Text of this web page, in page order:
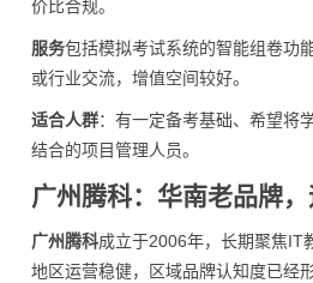
价比合规。
服务包括模拟考试系统的智能组卷功
或行业交流，增值空间较好。
适合人群：有一定备考基础、希望将
结合的项目管理人员。
广州腾科：华南老品牌
广州腾科成立于2006年，长期聚焦IT
地区运营稳健，区域品牌认知度已经形